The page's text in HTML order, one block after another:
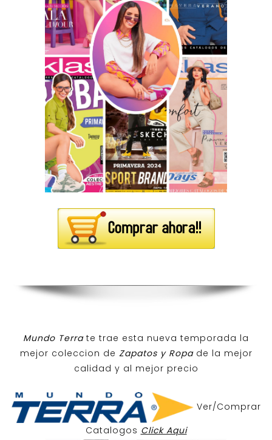
Mundo Terra te trae esta nueva temporada la
mejor coleccion de Zapatos y Ropa de la mejor
calidad y al mejor precio
Ver/Comprar
Catalogos Click Aqui